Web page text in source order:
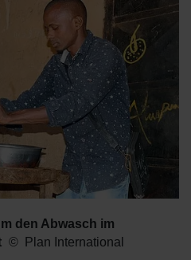
den Abwasch im
Plan International